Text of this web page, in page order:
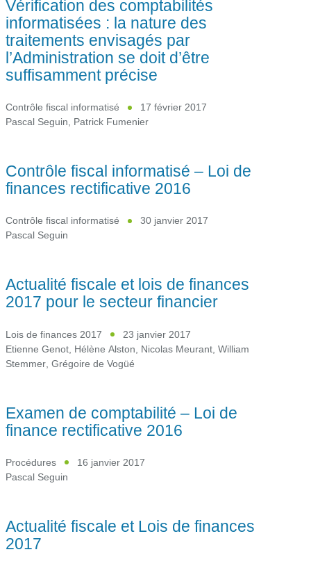
Vérification des comptabilités
informatisées : la nature des
traitements envisagés par
l’Administration se doit d’être
suffisamment précise
Contrôle fiscal informatisé
17 février 2017
Pascal Seguin, Patrick Fumenier
Contrôle fiscal informatisé – Loi de
finances rectificative 2016
Contrôle fiscal informatisé
30 janvier 2017
Pascal Seguin
Actualité fiscale et lois de finances
2017 pour le secteur financier
Lois de finances 2017
23 janvier 2017
Etienne Genot Hélène Alston Nicolas Meurant William
Stemmer Grégoire de Vogüé
Examen de comptabilité – Loi de
finance rectificative 2016
Procédures
16 janvier 2017
Pascal Seguin
Actualité fiscale et Lois de finances
2017